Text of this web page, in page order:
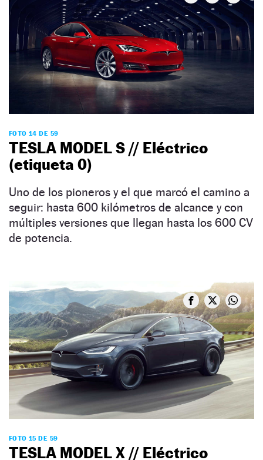
FOTO 14 DE 59
TESLA MODEL S // Eléctrico
(etiqueta 0)
Uno de los pioneros y el que marcó el camino a
seguir: hasta 600 kilómetros de alcance y con
múltiples versiones que llegan hasta los 600 CV
de potencia.
FOTO 15 DE 59
TESLA MODEL X // Eléctrico